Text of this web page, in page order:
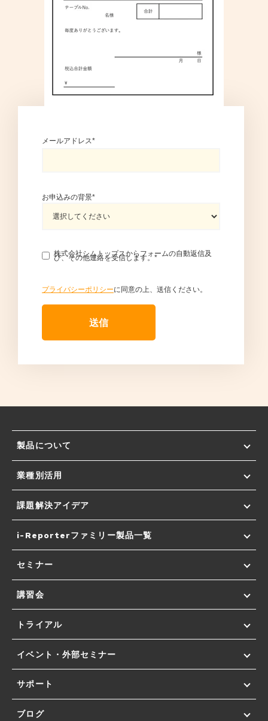
メールアドレス*
お申込みの背景*
株式会社シムトップスからフォームの自動返信及
び、その他連絡を受信します。 *
プライバシーポリシーに同意の上、送信ください。
製品について
業種別活用
課題解決アイデア
i-Reporterファミリー製品一覧
セミナー
講習会
トライアル
イベント・外部セミナー
サポート
ブログ